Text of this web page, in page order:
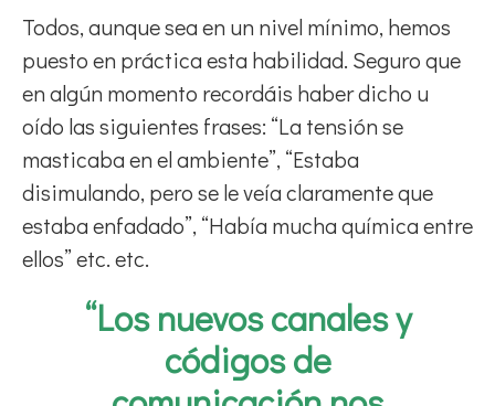
Todos, aunque sea en un nivel mínimo, hemos
puesto en práctica esta habilidad. Seguro que
en algún momento recordáis haber dicho u
oído las siguientes frases: “La tensión se
masticaba en el ambiente”, “Estaba
disimulando, pero se le veía claramente que
estaba enfadado”, “Había mucha química entre
ellos” etc. etc.
“Los nuevos canales y
códigos de